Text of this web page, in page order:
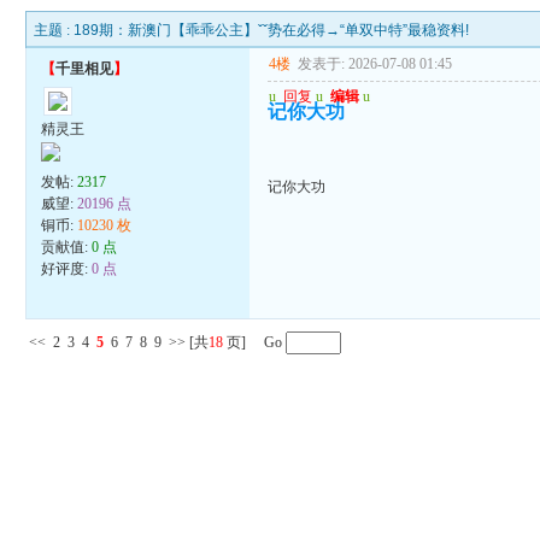
主题 : 189期：新澳门【乖乖公主】ˇˇ势在必得→“单双中特”最稳资料!
【千里相见】
精灵王
发帖:2317
威望:20196 点
铜币: 10230 枚
贡献值:0 点
好评度:0 点
4楼 发表于: 2026-07-08 01:45
u 回复 u 编辑 u
记你大功
记你大功
<< 2 3 4 5 6 7 8 9 >> [共18 页] Go